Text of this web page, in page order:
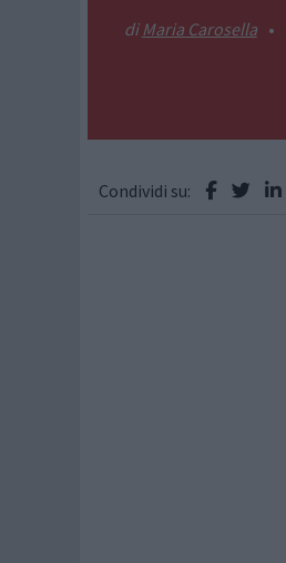
Maria Carosella •
Condividi su: